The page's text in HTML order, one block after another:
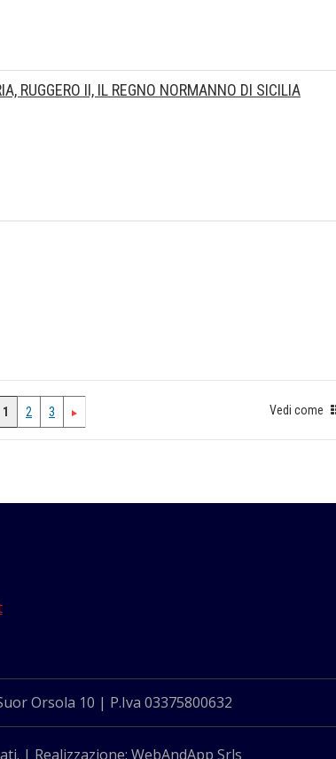
RUGGERO II, IL REGNO NORMANNO DI SICILIA
Vedi come
1 2 3
Orsola 10 | P.Iva 03375800632
| Realizzazione: WebAndApp Srls